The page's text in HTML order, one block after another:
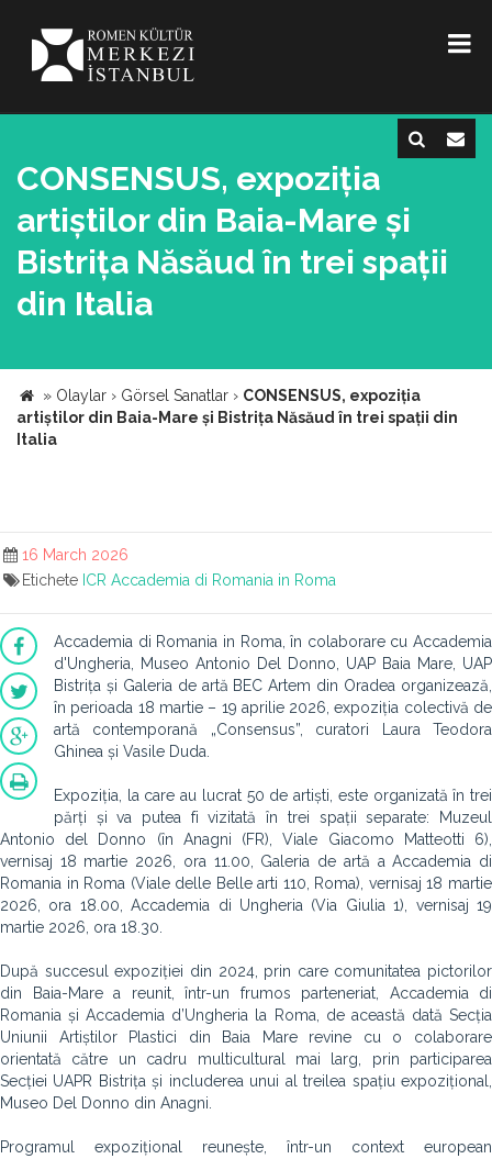
CONSENSUS, expoziția
artiștilor din Baia-Mare și
Bistrița Năsăud în trei spații
din Italia
» Olaylar › Görsel Sanatlar › CONSENSUS, expoziția
artiștilor din Baia-Mare și Bistrița Năsăud în trei spații din
Italia
16 March 2026
Etichete ICR Accademia di Romania in Roma
Accademia di Romania in Roma, în colaborare cu Accademia
d'Ungheria, Museo Antonio Del Donno, UAP Baia Mare, UAP
Bistrița și Galeria de artă BEC Artem din Oradea organizează,
în perioada 18 martie – 19 aprilie 2026, expoziția colectivă de
artă contemporană „Consensus”, curatori Laura Teodora
Ghinea și Vasile Duda.
Expoziția, la care au lucrat 50 de artiști, este organizată în trei
părți și va putea fi vizitată în trei spații separate: Muzeul
Antonio del Donno (în Anagni (FR), Viale Giacomo Matteotti 6),
vernisaj 18 martie 2026, ora 11.00, Galeria de artă a Accademia di
Romania in Roma (Viale delle Belle arti 110, Roma), vernisaj 18 martie
2026, ora 18.00, Accademia di Ungheria (Via Giulia 1), vernisaj 19
martie 2026, ora 18.30.
După succesul expoziției din 2024, prin care comunitatea pictorilor
din Baia-Mare a reunit, într-un frumos parteneriat, Accademia di
Romania și Accademia d’Ungheria la Roma, de această dată Secția
Uniunii Artiștilor Plastici din Baia Mare revine cu o colaborare
orientată către un cadru multicultural mai larg, prin participarea
Secției UAPR Bistrița și includerea unui al treilea spațiu expozițional,
Museo Del Donno din Anagni.
Programul expozițional reunește, într-un context european